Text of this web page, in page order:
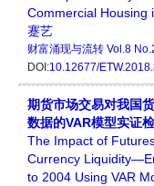
Commercial Housing
蹇艺
财富涌现与流转 Vol.8
DOI:10.12677/
期货市场交易对我国
数据的VAR模型实证
The Impact of
Currency
to 2004 Using VAR